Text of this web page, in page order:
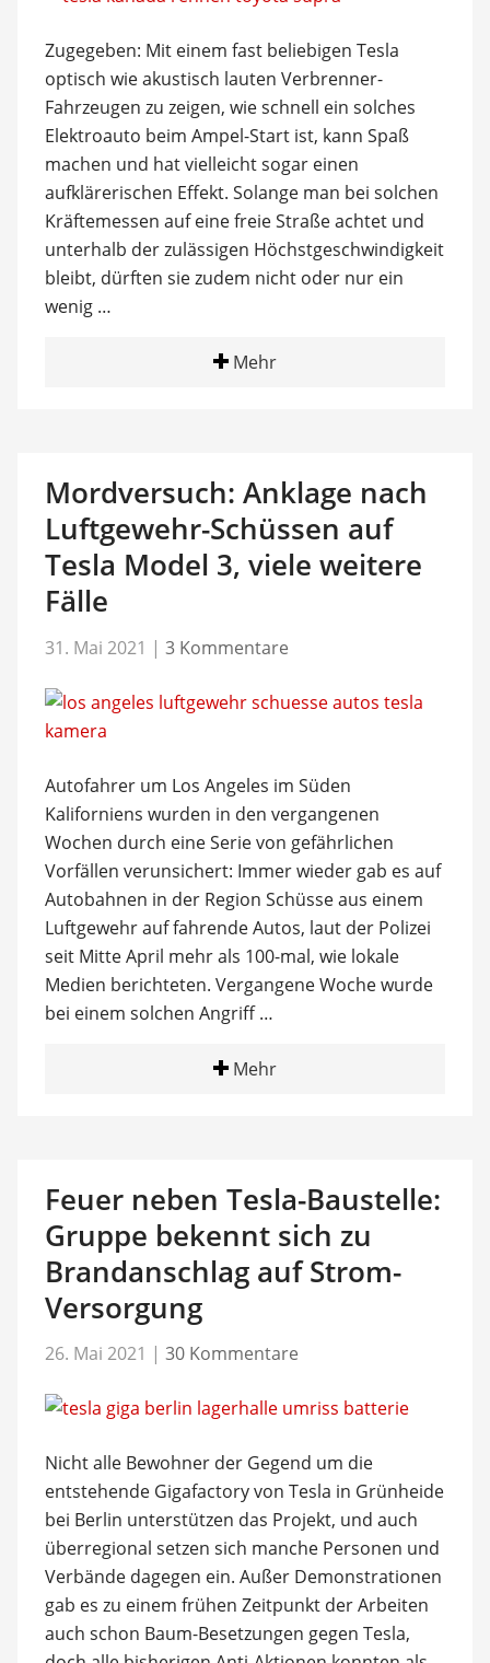
Zugegeben: Mit einem fast beliebigen Tesla
optisch wie akustisch lauten Verbrenner-
Fahrzeugen zu zeigen, wie schnell ein solches
Elektroauto beim Ampel-Start ist, kann Spaß
machen und hat vielleicht sogar einen
aufklärerischen Effekt. Solange man bei solchen
Kräftemessen auf eine freie Straße achtet und
unterhalb der zulässigen Höchstgeschwindigkeit
bleibt, dürften sie zudem nicht oder nur ein
wenig …
Mehr
Mordversuch: Anklage nach
Luftgewehr-Schüssen auf
Tesla Model 3, viele weitere
Fälle
31. Mai 2021 | 3 Kommentare
Autofahrer um Los Angeles im Süden
Kaliforniens wurden in den vergangenen
Wochen durch eine Serie von gefährlichen
Vorfällen verunsichert: Immer wieder gab es auf
Autobahnen in der Region Schüsse aus einem
Luftgewehr auf fahrende Autos, laut der Polizei
seit Mitte April mehr als 100-mal, wie lokale
Medien berichteten. Vergangene Woche wurde
bei einem solchen Angriff …
Mehr
Feuer neben Tesla-Baustelle:
Gruppe bekennt sich zu
Brandanschlag auf Strom-
Versorgung
26. Mai 2021 | 30 Kommentare
Nicht alle Bewohner der Gegend um die
entstehende Gigafactory von Tesla in Grünheide
bei Berlin unterstützen das Projekt, und auch
überregional setzen sich manche Personen und
Verbände dagegen ein. Außer Demonstrationen
gab es zu einem frühen Zeitpunkt der Arbeiten
auch schon Baum-Besetzungen gegen Tesla,